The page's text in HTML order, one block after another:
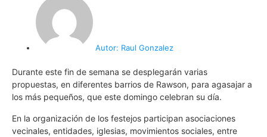
Autor: Raul Gonzalez
Durante este fin de semana se desplegarán varias
propuestas, en diferentes barrios de Rawson, para agasajar a
los más pequeños, que este domingo celebran su día.
En la organización de los festejos participan asociaciones
vecinales, entidades, iglesias, movimientos sociales, entre